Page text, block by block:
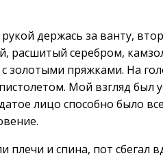
рукой держась за ванту,
расшитый серебром,
золотыми пряжками. На
Мой взгляд
лицо способно было
плечи и спина, пот